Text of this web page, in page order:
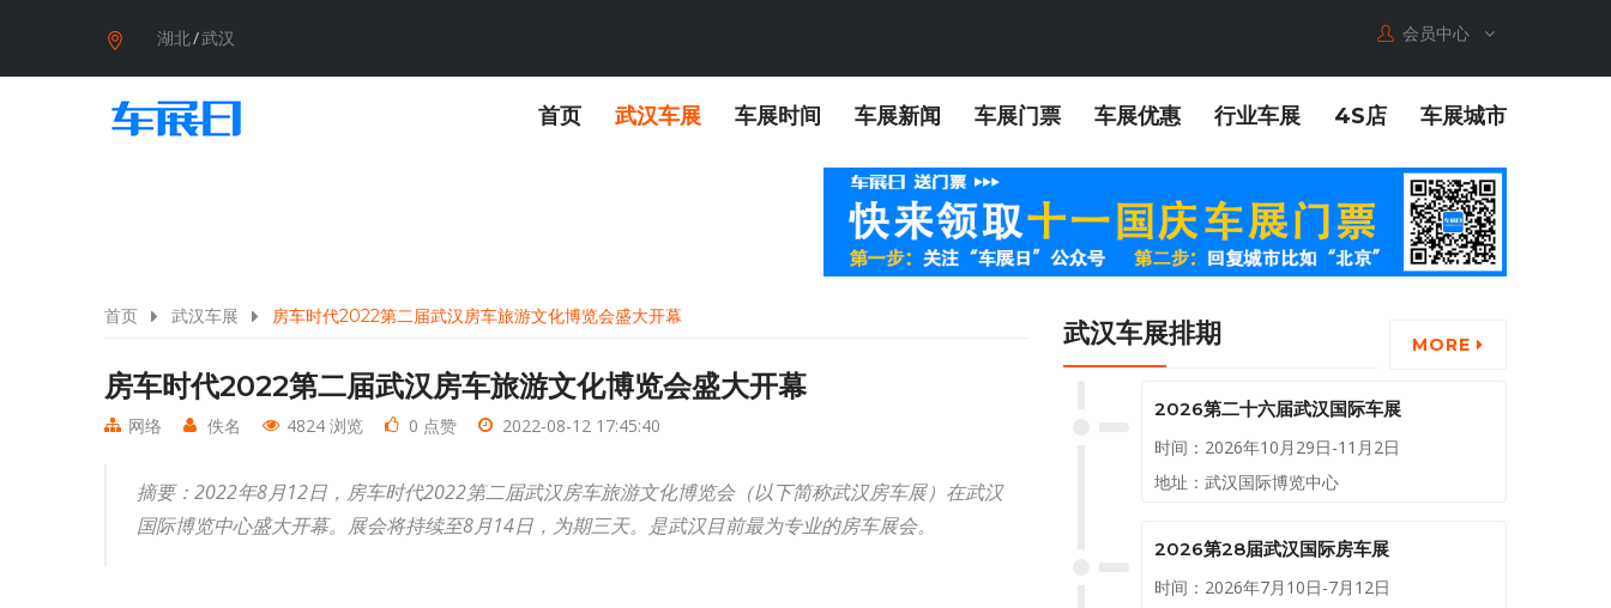
湖北/武汉 会员中心
首页 武汉车展 车展时间 车展新闻 车展门票 车展优惠 行业车展 4S店 车展城市
首页 武汉车展 房车时代2022第二届武汉房车旅游文化博览会盛大开幕
房车时代2022第二届武汉房车旅游文化博览会盛大开幕
网络 佚名 4824 浏览 0 点赞 2022-08-12 17:45:40
摘要：2022年8月12日，房车时代2022第二届武汉房车旅游文化博览会（以下简称武汉房车展）在武汉
国际博览中心盛大开幕。展会将持续至8月14日，为期三天。是武汉目前最为专业的房车展会。
武汉车展排期 MORE
2026第二十六届武汉国际车展
时间：2026年10月29日-11月2日
地址：武汉国际博览中心
2026第28届武汉国际房车展
时间：2026年7月10日-7月12日